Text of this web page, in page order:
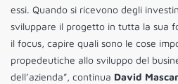
essi. Quando si ricevono degli
sviluppare il progetto in tutta la sua
il focus, capire quali sono le cose
propedeutiche allo sviluppo del
dell’azienda”, continua David